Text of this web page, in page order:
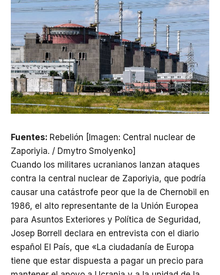
Fuentes: Rebelión [Imagen: Central nuclear de
Zaporiyia. / Dmytro Smolyenko]
Cuando los militares ucranianos lanzan ataques
contra la central nuclear de Zaporiyia, que podría
causar una catástrofe peor que la de Chernobil en
1986, el alto representante de la Unión Europea
para Asuntos Exteriores y Política de Seguridad,
Josep Borrell declara en entrevista con el diario
español El País, que «La ciudadanía de Europa
tiene que estar dispuesta a pagar un precio para